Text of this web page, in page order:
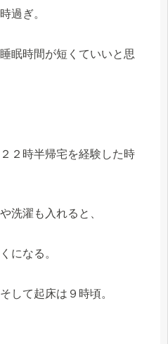
過ぎ。
眠時間が短くていいと思
２時半帰宅を経験した時
洗濯も入れると、
になる。
して起床は９時頃。